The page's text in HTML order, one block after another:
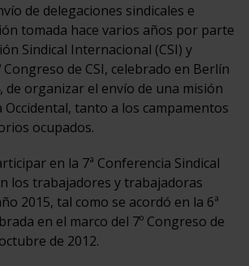
de delegaciones sindicales e
tomada hace varios años por parte
Sindical Internacional (CSI) y
Congreso de CSI, celebrado en Berlín
de organizar el envío de una misión
Occidental, tanto a los campamentos
ocupados.
en la 7ª Conferencia Sindical
los trabajadores y trabajadoras
2015, tal como se acordó en la 6ª
en el marco del 7º Congreso de
de 2012.